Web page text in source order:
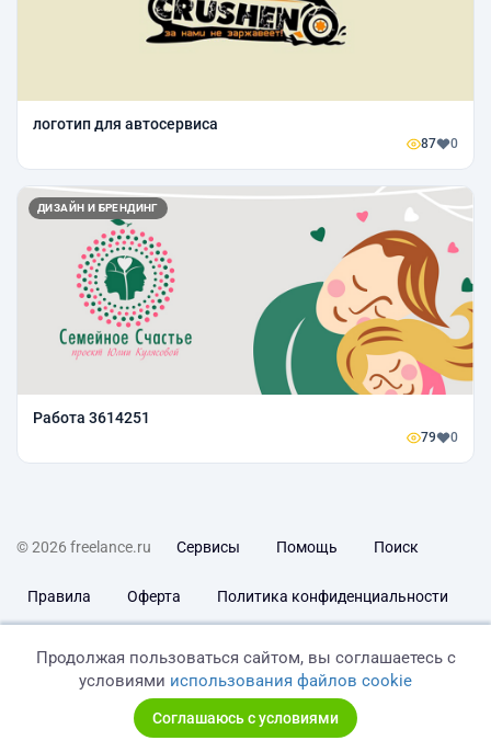
логотип для автосервиса
87 0
ДИЗАЙН И БРЕНДИНГ
Работа 3614251
79 0
© 2026 freelance.ru Сервисы Помощь Поиск
Правила Оферта Политика конфиденциальности
Продолжая пользоваться сайтом, вы соглашаетесь с
условиями использования файлов cookie
Соглашаюсь с условиями